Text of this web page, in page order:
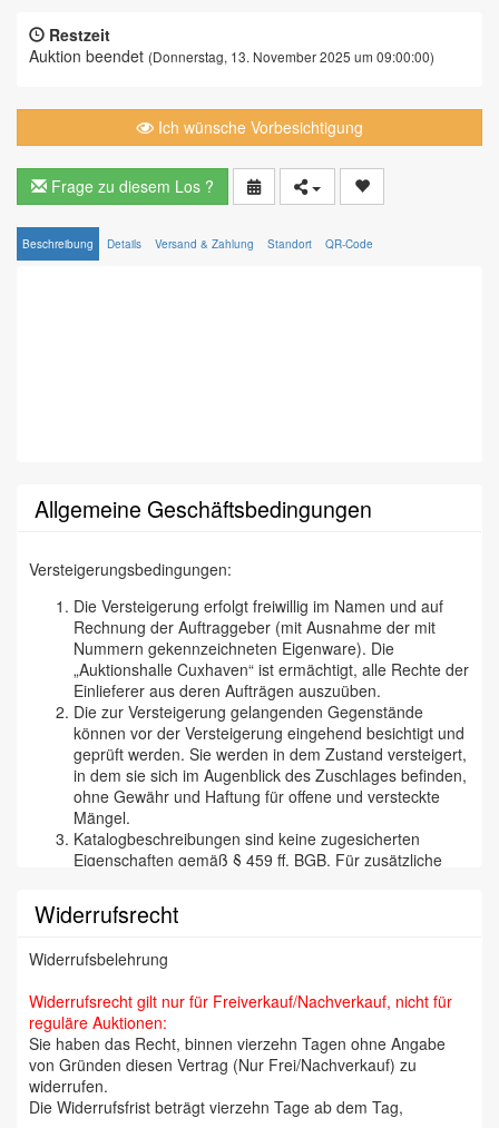
Restzeit
Auktion beendet (Donnerstag, 13. November 2025 um 09:00:00)
Ich wünsche Vorbesichtigung
Frage zu diesem Los ?
Beschreibung Details Versand & Zahlung Standort QR-Code
Allgemeine Geschäftsbedingungen
Versteigerungsbedingungen:
Die Versteigerung erfolgt freiwillig im Namen und auf
Rechnung der Auftraggeber (mit Ausnahme der mit
Nummern gekennzeichneten Eigenware). Die
„Auktionshalle Cuxhaven“ ist ermächtigt, alle Rechte der
Einlieferer aus deren Aufträgen auszuüben.
Die zur Versteigerung gelangenden Gegenstände
können vor der Versteigerung eingehend besichtigt und
geprüft werden. Sie werden in dem Zustand versteigert,
in dem sie sich im Augenblick des Zuschlages befinden,
ohne Gewähr und Haftung für offene und versteckte
Mängel.
Katalogbeschreibungen sind keine zugesicherten
Eigenschaften gemäß § 459 ff. BGB. Für zusätzliche
der „Cuxhavener Auktionshalle“ wird nicht gehaftet. Wir
versichern aber selbstverständlich, daß wir
Gewissen tätigen und jede begründete Reklamation
Zuschlag annullieren. Die Reklamation muß binnen 14
Tagen erfolgen, da wir auf eine zügige Abrechnung mit
unseren Einlieferern Wert legen (Orden, Militaria,
Münzen und Briefmarken sind aber von jeglicher
Rücknahme und Gewährleistung ausgenommen). Bei
Schmuck wird für Edelmetall-Gehalt und Echtheit der
Widerrufsrecht
Widerrufsbelehrung
Widerrufsrecht gilt nur für Freiverkauf/Nachverkauf, nicht für
reguläre Auktionen:
Sie haben das Recht, binnen vierzehn Tagen ohne Angabe
von Gründen diesen Vertrag (Nur Frei/Nachverkauf) zu
widerrufen.
Die Widerrufsfrist beträgt vierzehn Tage ab dem Tag,